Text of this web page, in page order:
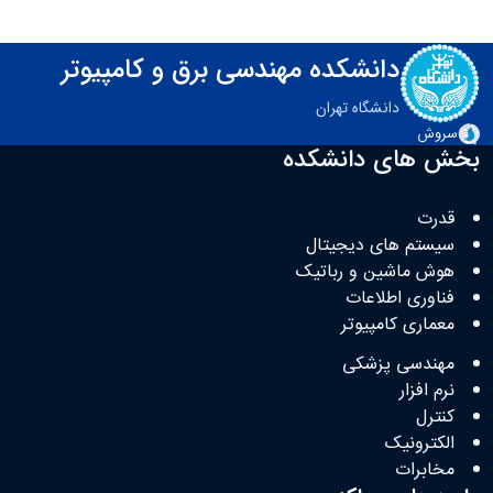
دانشکده مهندسی برق و کامپیوتر
دانشگاه تهران
سروش
بخش های دانشکده
قدرت
سیستم های دیجیتال
هوش ماشین و رباتیک
فناوری اطلاعات
معماری کامپیوتر
مهندسی پزشکی
نرم افزار
کنترل
الکترونیک
مخابرات